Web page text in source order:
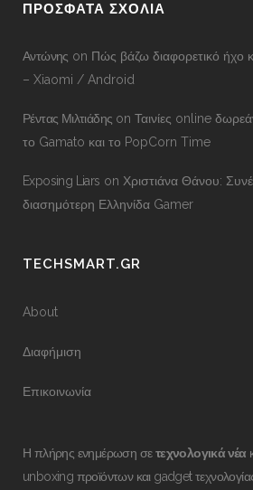
ΠΡΟΣΦΑΤΑ ΣΧΟΛΙΑ
Αντώνης on Πώς βάζω διαφορετικό ήχο
– Xiaomi / Android
Ρέντας Μιλτιάδης onΤαινίες online
το Gamato και το PopCorn Time
Exposing Liars on Χριστιάνα Θάνου:
διασημότερη Ελληνίδα Gamer
TECHSMART.GR
About
Διαφήμιση
Επικοινωνία
Η πλήρης ενημέρωση σετεχνολογικά νέα
unboxing προϊόντων και gadget